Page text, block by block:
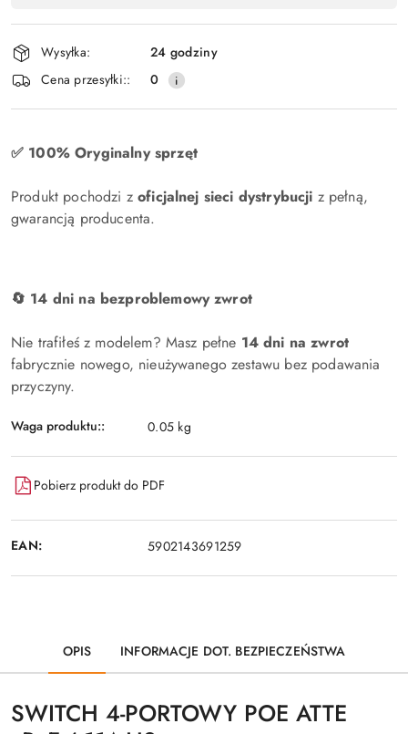
,
płatność
i
dostawa
Wysyłka:
24 godziny
Cena przesyłki::
0
✅ 100% Oryginalny sprzęt
Produkt pochodzi zoficjalnej sieci dystrybucji z pełną,
gwarancją producenta.
🔄 14 dni na bezproblemowy zwrot
Nie trafiłeś z modelem? Masz pełne 14 dni na zwrot
fabrycznie nowego, nieużywanego zestawu bez podawania
przyczyny.
Waga produktu:: 0.05 kg
Pobierz produkt do PDF
EAN: 5902143691259
OPIS INFORMACJE DOT. BEZPIECZEŃSTWA
SWITCH 4-PORTOWY POE ATTE